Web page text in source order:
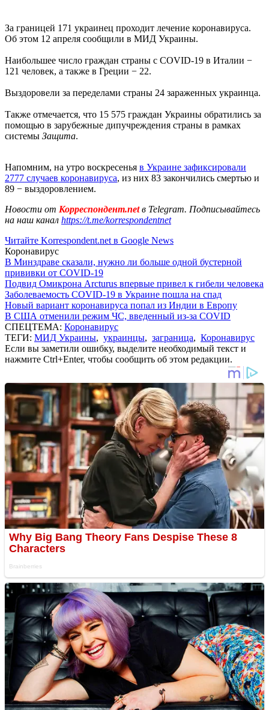
За границей 171 украинец проходит лечение коронавируса.
Об этом 12 апреля сообщили в МИД Украины.
Наибольшее число граждан страны с COVID-19 в Италии −
121 человек, а также в Греции − 22.
Выздоровели за переделами страны 24 зараженных украинца.
Также отмечается, что 15 575 граждан Украины обратились за
помощью в зарубежные дипучреждения страны в рамках
системы Защита.
Напомним, на утро воскресенья в Украине зафиксировали
2777 случаев коронавируса, из них 83 закончились смертью и
89 − выздоровлением.
Новости от Корреспондент.netв Telegram. Подписывайтесь
на наш канал https://t.me/korrespondentnet
Читайте Korrespondent.net в Google News
Коронавирус
В Минздраве сказали, нужно ли больше одной бустерной
прививки от COVID-19
Подвид Омикрона Arcturus впервые привел к гибели человека
Заболеваемость COVID-19 в Украине пошла на спад
Новый вариант коронавируса попал из Индии в Европу
В США отменили режим ЧС, введенный из-за COVID
СПЕЦТЕМА: Коронавирус
ТЕГИ: МИД Украины, украинцы, заграница, Коронавирус
Если вы заметили ошибку, выделите необходимый текст и
нажмите Ctrl+Enter, чтобы сообщить об этом редакции.